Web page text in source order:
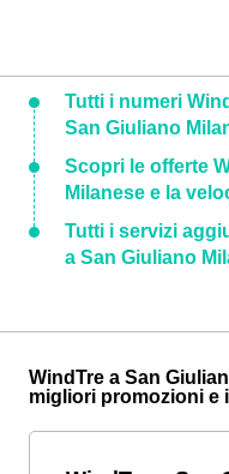
Tutti i numeri
San Giuliano
Scopri le offerte
Milanese e la
Tutti i servizi
a San Giuliano
WindTre a San
migliori promozioni e